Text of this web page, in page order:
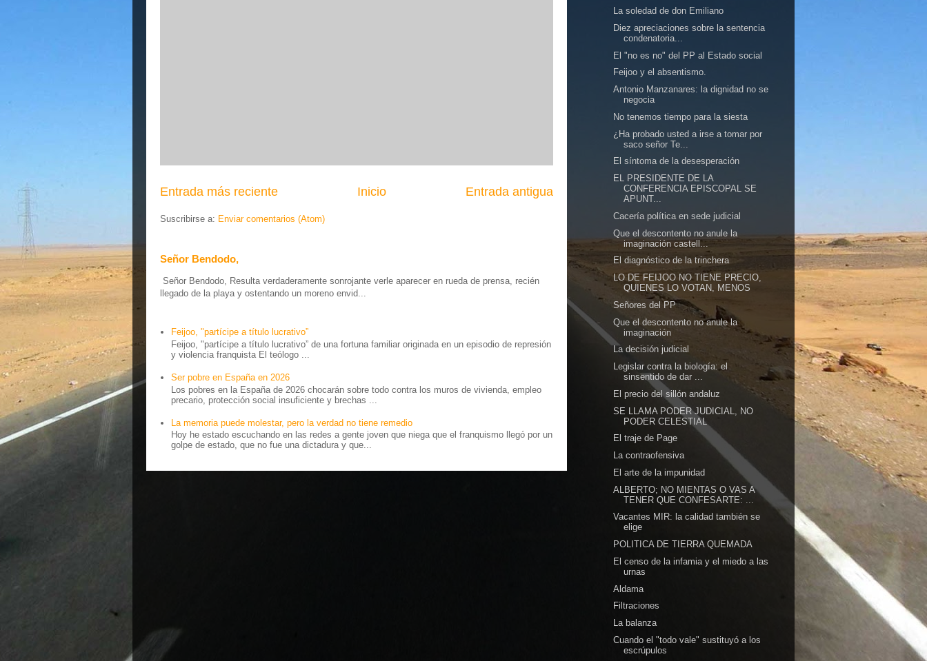
Entrada más reciente Entrada antigua
Inicio
Suscribirse a: Enviar comentarios (Atom)
Señor Bendodo,
Señor Bendodo, Resulta verdaderamente sonrojante verle aparecer en rueda de prensa, recién
llegado de la playa y ostentando un moreno envid...
Feijoo, "partícipe a título lucrativo”
Feijoo, "partícipe a título lucrativo” de una fortuna familiar originada en un episodio de represión
y violencia franquista El teólogo ...
Ser pobre en España en 2026
Los pobres en la España de 2026 chocarán sobre todo contra los muros de vivienda, empleo
precario, protección social insuficiente y brechas ...
La memoria puede molestar, pero la verdad no tiene remedio
Hoy he estado escuchando en las redes a gente joven que niega que el franquismo llegó por un
golpe de estado, que no fue una dictadura y que...
La soledad de don Emiliano
Diez apreciaciones sobre la sentencia
condenatoria...
El "no es no" del PP al Estado social
Feijoo y el absentismo.
Antonio Manzanares: la dignidad no se
negocia
No tenemos tiempo para la siesta
¿Ha probado usted a irse a tomar por
saco señor Te...
El síntoma de la desesperación
EL PRESIDENTE DE LA
CONFERENCIA EPISCOPAL SE
APUNT...
Cacería política en sede judicial
Que el descontento no anule la
imaginación castell...
El diagnóstico de la trinchera
LO DE FEIJOO NO TIENE PRECIO,
QUIENES LO VOTAN, MENOS
Señores del PP
Que el descontento no anule la
imaginación
La decisión judicial
Legislar contra la biología: el
sinsentido de dar ...
El precio del sillón andaluz
SE LLAMA PODER JUDICIAL, NO
PODER CELESTIAL
El traje de Page
La contraofensiva
El arte de la impunidad
ALBERTO; NO MIENTAS O VAS A
TENER QUE CONFESARTE: ...
Vacantes MIR: la calidad también se
elige
POLITICA DE TIERRA QUEMADA
El censo de la infamia y el miedo a las
urnas
Aldama
Filtraciones
La balanza
Cuando el "todo vale" sustituyó a los
escrúpulos